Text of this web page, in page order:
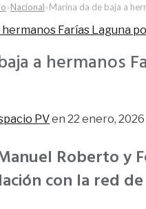
»Nacional»Marina da de baja a
a hermanos
PVen 22 enero, 2026
Roberto y
con la red